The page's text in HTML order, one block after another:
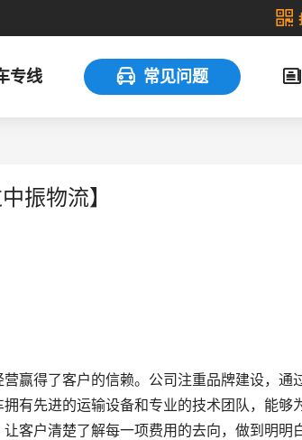
专线 常见问题
振物流】
赢得了客户的信赖。公司注重品牌建设，通
有先进的运输设备和专业的技术团队，能够
客户清楚了解每一项费用的去向，做到明明